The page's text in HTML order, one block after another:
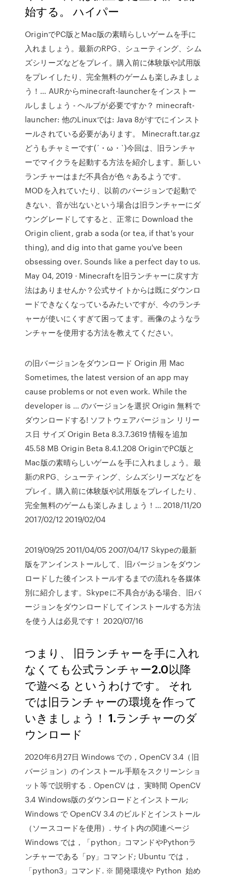
始する。 ハイパー
OriginでPC版とMac版の素晴らしいゲームを手に
入れましょう。最新のRPG、シューティング、シム
ズシリーズなどをプレイ。購入前に体験版や試用版
をプレイしたり、完全無料のゲームも楽しみましょ
う！… AURからminecraft-launcherをインストー
ルしましょう - ヘルプが必要ですか？ minecraft-
launcher: 他のLinuxでは: Java 8がすでにインスト
ールされている必要があります。 Minecraft.tar.gz
どうもチャミーです(´・ω・`)今回は、旧ランチャ
ーでマイクラを起動する方法を紹介します。新しい
ランチャーはまだ不具合が色々あるようです。
MODを入れていたり、以前のバージョンで起動で
きない、音が出ないという場合は旧ランチャーにダ
ウングレードしてすると、正常に Download the
Origin client, grab a soda (or tea, if that's your
thing), and dig into that game you've been
obsessing over. Sounds like a perfect day to us.
May 04, 2019 · Minecraftを旧ランチャーに戻す方
法はありませんか？公式サイトからは既にダウンロ
ードできなくなっているみたいですが、今のランチ
ャーが使いにくすぎて困ってます。画像のようなラ
ンチャーを使用する方法を教えてください。
の旧バージョンをダウンロード Origin 用 Mac
Sometimes, the latest version of an app may
cause problems or not even work. While the
developer is … のバージョンを選択 Origin 無料で
ダウンロードする! ソフトウェアバージョン リリー
ス日 サイズ Origin Beta 8.3.7.3619 情報を追加
45.58 MB Origin Beta 8.4.1.208 OriginでPC版と
Mac版の素晴らしいゲームを手に入れましょう。最
新のRPG、シューティング、シムズシリーズなどを
プレイ。購入前に体験版や試用版をプレイしたり、
完全無料のゲームも楽しみましょう！… 2018/11/20
2017/02/12 2019/02/04
2019/09/25 2011/04/05 2007/04/17 Skypeの最新
版をアンインストールして、旧バージョンをダウン
ロードした後インストールするまでの流れを各媒体
別に紹介します。Skypeに不具合がある場合、旧バ
ージョンをダウンロードしてインストールする方法
を使う人は必見です！ 2020/07/16
つまり、 旧ランチャーを手に入れ
なくても公式ランチャー2.0以降
で遊べる というわけです。 それ
では旧ランチャーの環境を作って
いきましょう！ 1.ランチャーのダ
ウンロード
2020年6月27日 Windows での，OpenCV 3.4（旧
バージョン）のインストール手順をスクリーンショ
ット等で説明する．OpenCV は， 実時間 OpenCV
3.4 Windows版のダウンロードとインストール;
Windows で OpenCV 3.4 のビルドとインストール
（ソースコードを使用）. サイト内の関連ページ
Windows では，「python」コマンドやPythonラ
ンチャーである「py」コマンド; Ubuntu では，
「python3」コマンド. ※ 開発環境や Python 始め